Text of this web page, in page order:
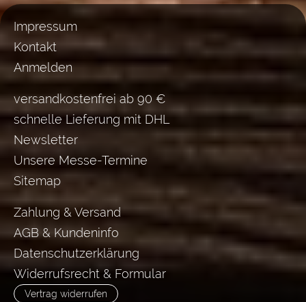
Impressum
Kontakt
Anmelden
versandkostenfrei ab 90 €
schnelle Lieferung mit DHL
Newsletter
Unsere Messe-Termine
Sitemap
Zahlung & Versand
AGB & Kundeninfo
Datenschutzerklärung
Widerrufsrecht & Formular
Vertrag widerrufen